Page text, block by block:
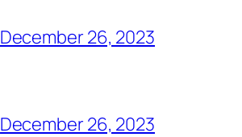
December 26, 2023
December 26, 2023